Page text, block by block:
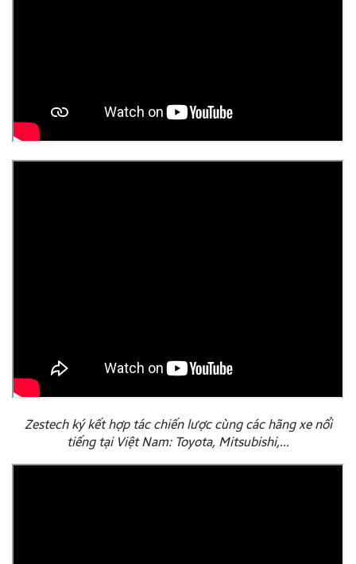
Zestech ký kết hợp tác chiến lược cùng các hãng xe nổi
tiếng tại Việt Nam: Toyota, Mitsubishi,…